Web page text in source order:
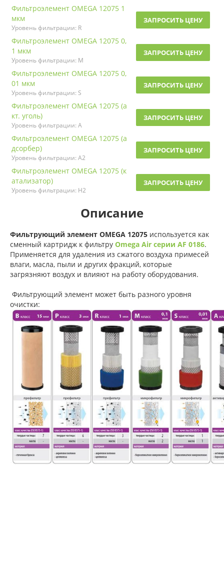
Фильтроэлемент OMEGA 12075 1
мкм
Уровень фильтрации: R
ЗАПРОСИТЬ ЦЕНУ
Фильтроэлемент OMEGA 12075 0,
1 мкм
Уровень фильтрации: M
ЗАПРОСИТЬ ЦЕНУ
Фильтроэлемент OMEGA 12075 0,
01 мкм
Уровень фильтрации: S
ЗАПРОСИТЬ ЦЕНУ
Фильтроэлемент OMEGA 12075 (а
кт. уголь)
Уровень фильтрации: A
ЗАПРОСИТЬ ЦЕНУ
Фильтроэлемент OMEGA 12075 (а
дсорбер)
Уровень фильтрации: A2
ЗАПРОСИТЬ ЦЕНУ
Фильтроэлемент OMEGA 12075 (к
атализатор)
Уровень фильтрации: H2
ЗАПРОСИТЬ ЦЕНУ
Описание
Фильтрующий элемент OMEGA 12075 используется как
сменный картридж к фильтру Omega Air серии AF 0186.
Применяется для удаления из сжатого воздуха примесей
влаги, масла, пыли и других фракций, которые
загрязняют воздух и влияют на работу оборудования.
Фильтрующий элемент может быть разного уровня
очистки: